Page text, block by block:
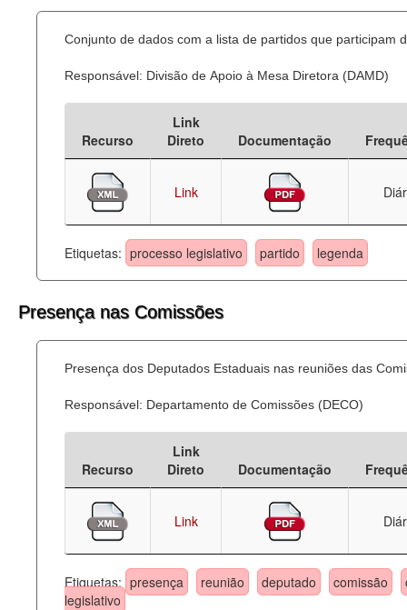
Conjunto de dados com a lista de partidos que participam
Responsável: Divisão de Apoio à Mesa Diretora (DAMD)
Recurso
Link
Direto
Documentação
Link
Etiquetas: processo legislativo partido legenda
Presença nas Comissões
Presença dos Deputados Estaduais nas reuniões das
Responsável: Departamento de Comissões (DECO)
Recurso
Link
Direto
Documentação
Link
Etiquetas: presença reunião deputado comissão
legislativo